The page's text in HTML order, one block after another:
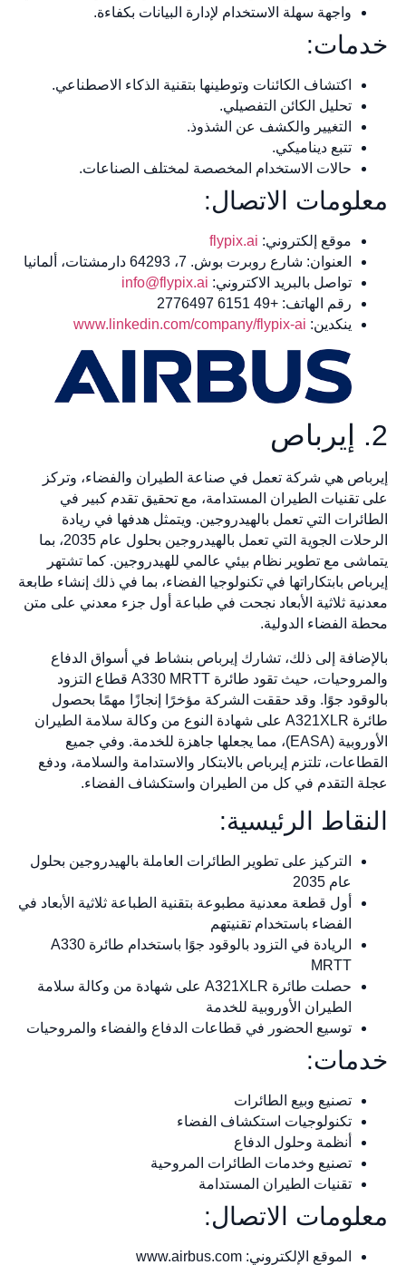
واجهة سهلة الاستخدام لإدارة البيانات بكفاءة.
خدمات:
اكتشاف الكائنات وتوطينها بتقنية الذكاء الاصطناعي.
تحليل الكائن التفصيلي.
التغيير والكشف عن الشذوذ.
تتبع ديناميكي.
حالات الاستخدام المخصصة لمختلف الصناعات.
معلومات الاتصال:
موقع إلكتروني: flypix.ai
العنوان: شارع روبرت بوش. 7، 64293 دارمشتات، ألمانيا
تواصل بالبريد الاكتروني: info@flypix.ai
رقم الهاتف: +49 6151 2776497
ينكدين: www.linkedin.com/company/flypix-ai
2. إيرباص
إيرباص هي شركة تعمل في صناعة الطيران والفضاء، وتركز
على تقنيات الطيران المستدامة، مع تحقيق تقدم كبير في
الطائرات التي تعمل بالهيدروجين. ويتمثل هدفها في ريادة
الرحلات الجوية التي تعمل بالهيدروجين بحلول عام 2035، بما
يتماشى مع تطوير نظام بيئي عالمي للهيدروجين. كما تشتهر
إيرباص بابتكاراتها في تكنولوجيا الفضاء، بما في ذلك إنشاء طابعة
معدنية ثلاثية الأبعاد نجحت في طباعة أول جزء معدني على متن
محطة الفضاء الدولية.
بالإضافة إلى ذلك، تشارك إيرباص بنشاط في أسواق الدفاع
والمروحيات، حيث تقود طائرة A330 MRTT قطاع التزود
بالوقود جوًا. وقد حققت الشركة مؤخرًا إنجازًا مهمًا بحصول
طائرة A321XLR على شهادة النوع من وكالة سلامة الطيران
الأوروبية (EASA)، مما يجعلها جاهزة للخدمة. وفي جميع
القطاعات، تلتزم إيرباص بالابتكار والاستدامة والسلامة، ودفع
عجلة التقدم في كل من الطيران واستكشاف الفضاء.
النقاط الرئيسية:
التركيز على تطوير الطائرات العاملة بالهيدروجين بحلول
عام 2035
أول قطعة معدنية مطبوعة بتقنية الطباعة ثلاثية الأبعاد في
الفضاء باستخدام تقنيتهم
الريادة في التزود بالوقود جوًا باستخدام طائرة A330
MRTT
حصلت طائرة A321XLR على شهادة من وكالة سلامة
الطيران الأوروبية للخدمة
توسيع الحضور في قطاعات الدفاع والفضاء والمروحيات
خدمات:
تصنيع وبيع الطائرات
تكنولوجيات استكشاف الفضاء
أنظمة وحلول الدفاع
تصنيع وخدمات الطائرات المروحية
تقنيات الطيران المستدامة
معلومات الاتصال:
الموقع الإلكتروني: www.airbus.com